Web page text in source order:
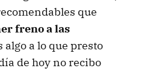
que
freno a las
algo a lo que presto
de hoy no recibo